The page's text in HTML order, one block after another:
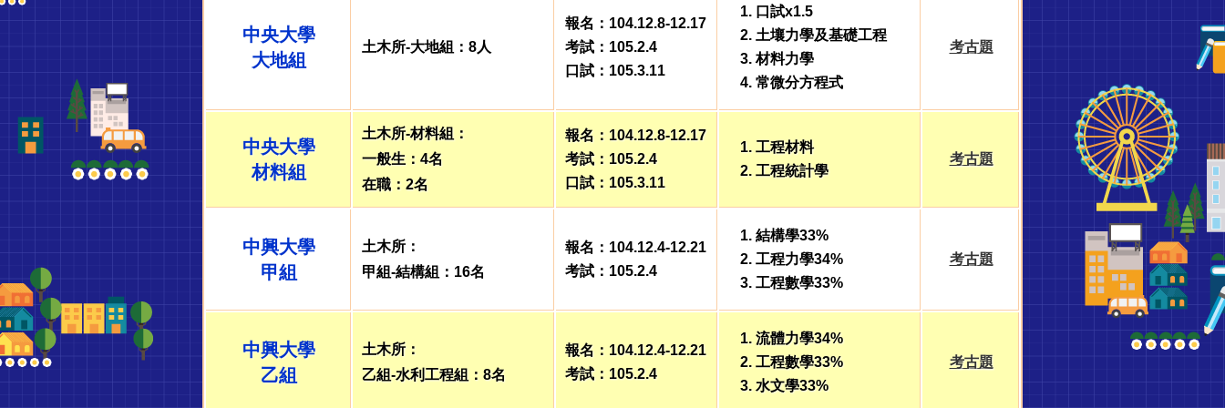
中央大學
大地組
土木所-大地組：8人
報名：104.12.8-12.17
考試：105.2.4
口試：105.3.11
口試x1.5
土壤力學及基礎工程
材料力學
常微分方程式
考古題
中央大學
材料組
土木所-材料組：
一般生：4名
在職：2名
報名：104.12.8-12.17
考試：105.2.4
口試：105.3.11
工程材料
工程統計學
考古題
中興大學
甲組
土木所：
甲組-結構組：16名
報名：104.12.4-12.21
考試：105.2.4
結構學33%
工程力學34%
工程數學33%
考古題
中興大學
乙組
土木所：
乙組-水利工程組：8名
報名：104.12.4-12.21
考試：105.2.4
流體力學34%
工程數學33%
水文學33%
考古題
學
儒
級
函